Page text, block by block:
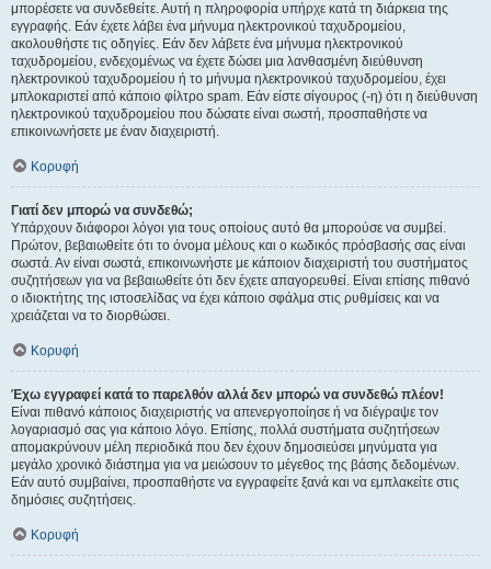
μπορέσετε να συνδεθείτε. Αυτή η πληροφορία υπήρχε κατά τη διάρκεια της
εγγραφής. Εάν έχετε λάβει ένα μήνυμα ηλεκτρονικού ταχυδρομείου,
ακολουθήστε τις οδηγίες. Εάν δεν λάβετε ένα μήνυμα ηλεκτρονικού
ταχυδρομείου, ενδεχομένως να έχετε δώσει μια λανθασμένη διεύθυνση
ηλεκτρονικού ταχυδρομείου ή το μήνυμα ηλεκτρονικού ταχυδρομείου, έχει
μπλοκαριστεί από κάποιο φίλτρο spam. Εάν είστε σίγουρος (-η) ότι η διεύθυνση
ηλεκτρονικού ταχυδρομείου που δώσατε είναι σωστή, προσπαθήστε να
επικοινωνήσετε με έναν διαχειριστή.
Κορυφή
Γιατί δεν μπορώ να συνδεθώ;
Υπάρχουν διάφοροι λόγοι για τους οποίους αυτό θα μπορούσε να συμβεί.
Πρώτον, βεβαιωθείτε ότι το όνομα μέλους και ο κωδικός πρόσβασής σας είναι
σωστά. Αν είναι σωστά, επικοινωνήστε με κάποιον διαχειριστή του συστήματος
συζητήσεων για να βεβαιωθείτε ότι δεν έχετε απαγορευθεί. Είναι επίσης πιθανό
ο ιδιοκτήτης της ιστοσελίδας να έχει κάποιο σφάλμα στις ρυθμίσεις και να
χρειάζεται να το διορθώσει.
Κορυφή
Έχω εγγραφεί κατά το παρελθόν αλλά δεν μπορώ να συνδεθώ πλέον!
Είναι πιθανό κάποιος διαχειριστής να απενεργοποίησε ή να διέγραψε τον
λογαριασμό σας για κάποιο λόγο. Επίσης, πολλά συστήματα συζητήσεων
απομακρύνουν μέλη περιοδικά που δεν έχουν δημοσιεύσει μηνύματα για
μεγάλο χρονικό διάστημα για να μειώσουν το μέγεθος της βάσης δεδομένων.
Εάν αυτό συμβαίνει, προσπαθήστε να εγγραφείτε ξανά και να εμπλακείτε στις
δημόσιες συζητήσεις.
Κορυφή